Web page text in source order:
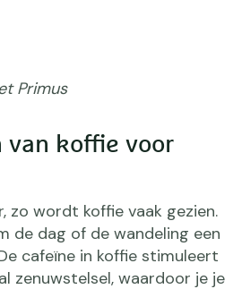
Primus
van koffie voor
zo wordt koffie vaak gezien.
de dag of de wandeling een
cafeïne in koffie stimuleert
zenuwstelsel, waardoor je je